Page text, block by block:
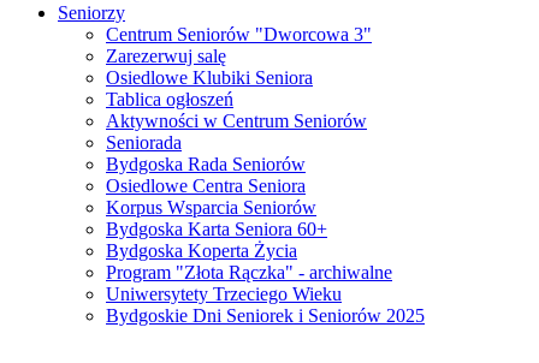
Seniorzy
Centrum Seniorów "Dworcowa 3"
Zarezerwuj salę
Osiedlowe Klubiki Seniora
Tablica ogłoszeń
Aktywności w Centrum Seniorów
Seniorada
Bydgoska Rada Seniorów
Osiedlowe Centra Seniora
Korpus Wsparcia Seniorów
Bydgoska Karta Seniora 60+
Bydgoska Koperta Życia
Program "Złota Rączka" - archiwalne
Uniwersytety Trzeciego Wieku
Bydgoskie Dni Seniorek i Seniorów 2025